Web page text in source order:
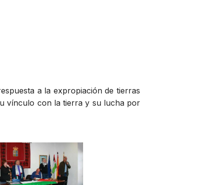
a la expropiación de tierras
vínculo con la tierra y su lucha por